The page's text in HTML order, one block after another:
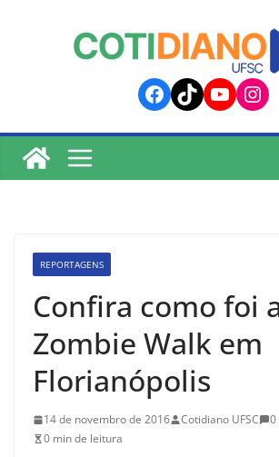
Facebook
TikTok
REPORTAGENS
Confira como foi
Zombie Walk em
Florianópolis
14 de novembro de 2016 Cotidiano UFSC
0
0 min de leitura